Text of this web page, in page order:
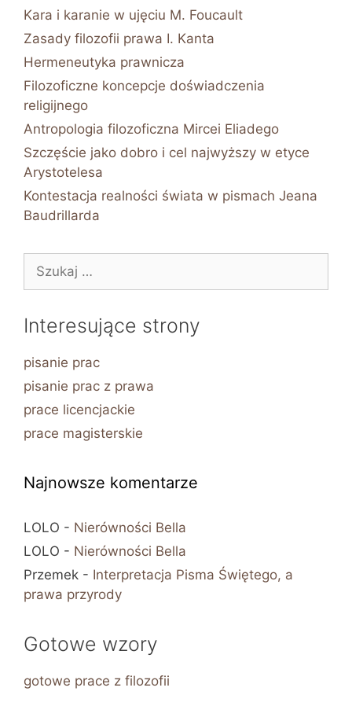
Kara i karanie w ujęciu M. Foucault
Zasady filozofii prawa I. Kanta
Hermeneutyka prawnicza
Filozoficzne koncepcje doświadczenia
religijnego
Antropologia filozoficzna Mircei Eliadego
Szczęście jako dobro i cel najwyższy w etyce
Arystotelesa
Kontestacja realności świata w pismach Jeana
Baudrillarda
Szukaj:
Interesujące strony
pisanie prac
pisanie prac z prawa
prace licencjackie
prace magisterskie
Najnowsze komentarze
LOLO - Nierówności Bella
LOLO - Nierówności Bella
Przemek - Interpretacja Pisma Świętego, a
prawa przyrody
Gotowe wzory
gotowe prace z filozofii